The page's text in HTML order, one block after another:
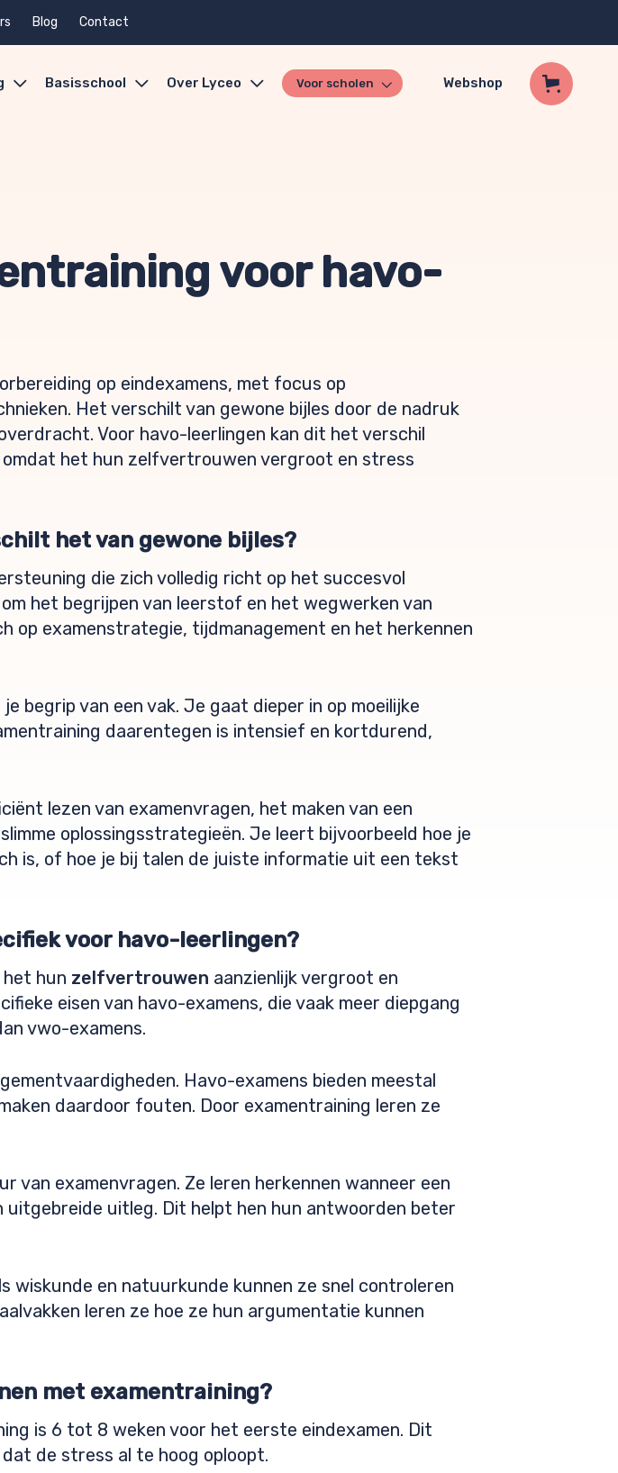
Blog Contact
Basisschool Over Lyceo Voor scholen Webshop
voor havo-
op eindexamens, met focus op
Het verschilt van gewone bijles door de nadruk
Voor havo-leerlingen kan dit het verschil
omdat het hun zelfvertrouwen vergroot en stress
het van gewone bijles?
die zich volledig richt op het succesvol
het begrijpen van leerstof en het wegwerken van
examenstrategie, tijdmanagement en het herkennen
begrip van een vak. Je gaat dieper in op moeilijke
daarentegen is intensief en kortdurend,
lezen van examenvragen, het maken van een
oplossingsstrategieën. Je leert bijvoorbeeld hoe je
is, of hoe je bij talen de juiste informatie uit een tekst
voor havo-leerlingen?
hun zelfvertrouwen aanzienlijk vergroot en
eisen van havo-examens, die vaak meer diepgang
vwo-examens.
Havo-examens bieden meestal
daardoor fouten. Door examentraining leren ze
examenvragen. Ze leren herkennen wanneer een
uitleg. Dit helpt hen hun antwoorden beter
wiskunde en natuurkunde kunnen ze snel controleren
leren ze hoe ze hun argumentatie kunnen
met examentraining?
is 6 tot 8 weken voor het eerste eindexamen. Dit
de stress al te hoog oploopt.